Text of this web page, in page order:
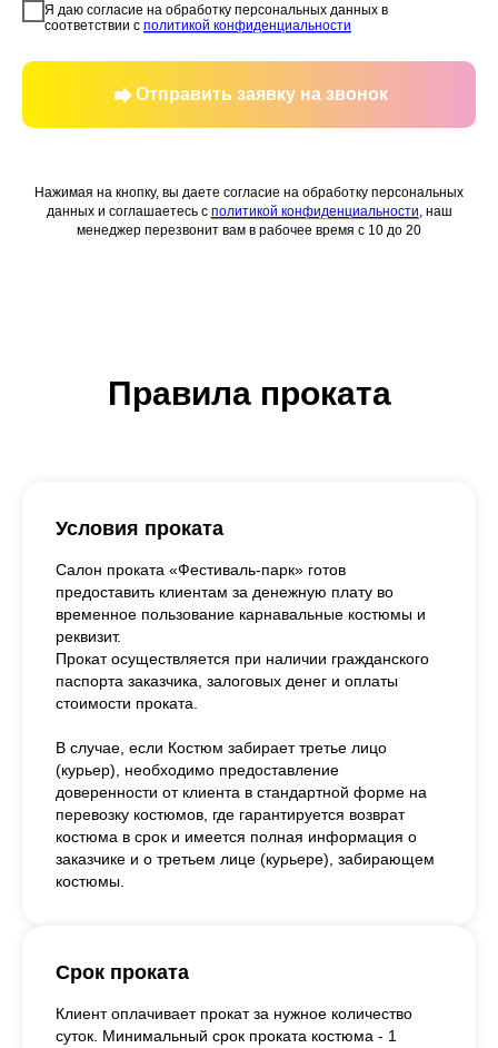
Я даю согласие на обработку персональных данных в
соответствии с политикой конфиденциальности
Отправить заявку на звонок
Нажимая на кнопку, вы даете согласие на обработку персональных
данных и соглашаетесь c политикой конфиденциальности, наш
менеджер перезвонит вам в рабочее время с 10 до 20
Правила проката
Условия проката
Салон проката «Фестиваль-парк» готов
предоставить клиентам за денежную плату во
временное пользование карнавальные костюмы и
реквизит.
Прокат осуществляется при наличии гражданского
паспорта заказчика, залоговых денег и оплаты
стоимости проката.
В случае, если Костюм забирает третье лицо
(курьер), необходимо предоставление
доверенности от клиента в стандартной форме на
перевозку костюмов, где гарантируется возврат
костюма в срок и имеется полная информация о
заказчике и о третьем лице (курьере), забирающем
костюмы.
Срок проката
Клиент оплачивает прокат за нужное количество
суток. Минимальный срок проката костюма - 1